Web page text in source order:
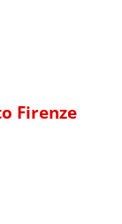
Firenze